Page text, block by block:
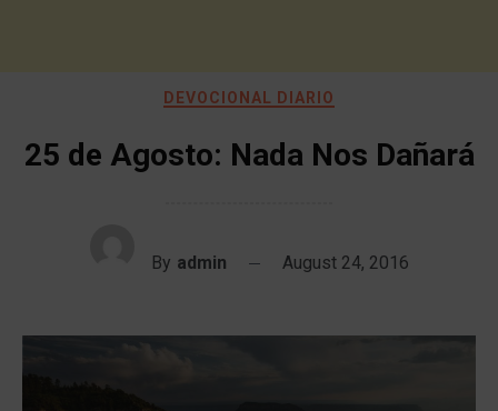
DEVOCIONAL DIARIO
25 de Agosto: Nada Nos Dañará
By admin August 24, 2016